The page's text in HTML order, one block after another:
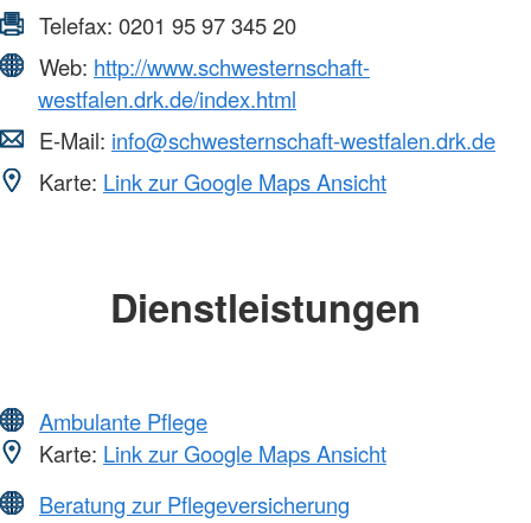
Telefax: 0201 95 97 345 20
Web: http://www.schwesternschaft-
westfalen.drk.de/index.html
E-Mail: info@schwesternschaft-westfalen.drk.de
Karte: Link zur Google Maps Ansicht
Dienstleistungen
Ambulante Pflege
Karte: Link zur Google Maps Ansicht
Beratung zur Pflegeversicherung